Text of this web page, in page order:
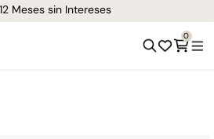
de 1-3 días en todo el país!
0